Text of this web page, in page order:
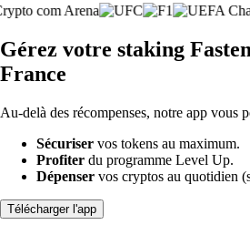
Gérez votre staking
France
Au-delà des récompenses, notre app vous
Sécuriser vos tokens au maximum.
Profiter du programme Level Up.
Dépenser vos cryptos au quotidien
Télécharger l'app